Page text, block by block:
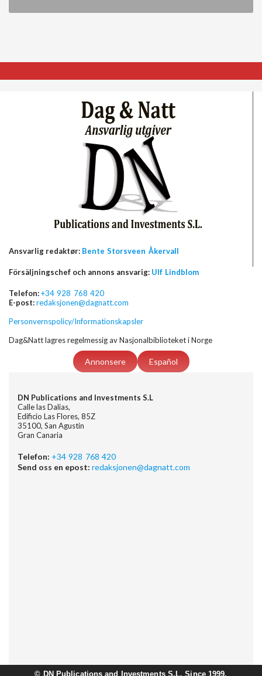
Ansvarlig redaktør: Bente Storsveen Åkervall
Försäljningschef och annons ansvarig: Ulf Lindblom
Telefon:+34 928 768 420
E-post:redaksjonen@dagnatt.com
Personvernspolicy/Informationskapsler
Dag&Natt lagres regelmessig av Nasjonalbiblioteket i Norge
Annonsere Español
DN Publications and Investments S.L
Calle las Dalias,
Edificio Las Flores, 85Z
35100, San Agustin
Gran Canaria
Telefon: +34 928 768 420
Send oss en epost: redaksjonen@dagnatt.com
© DN Publications and Investments S.L. Since 1999.